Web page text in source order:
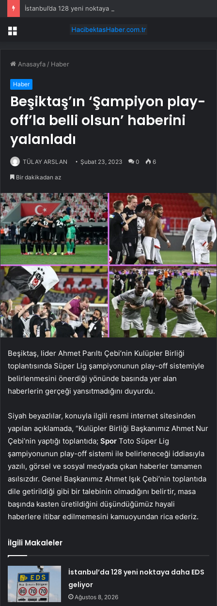
İstanbul’da 128 yeni noktaya daha EDS geliyor
Menü
Anasayfa / Haber
Haber
Beşiktaş’ın ‘Şampiyon play-
off’la belli olsun’ haberini
yalanladı
TÜLAY ARSLAN Şubat 23, 2023 0 6
Bir dakikadan az
Beşiktaş, lider Ahmet Parıltı Çebi’nin Kulüpler Birliği
toplantısında Süper Lig şampiyonunun play-off sistemiyle
belirlenmesini önerdiği yönünde basında yer alan
haberlerin gerçeği yansıtmadığını duyurdu.
Siyah beyazlılar, konuyla ilgili resmi internet sitesinden
yapılan açıklamada, “Kulüpler Birliği Başkanımız Ahmet Nur
Çebi’nin yaptığı toplantıda; Spor Toto Süper Lig
şampiyonunun play-off sistemi ile belirleneceği iddiasıyla
yazılı, görsel ve sosyal medyada çıkan haberler tamamen
asılsızdır. Genel Başkanımız Ahmet Işık Çebi’nin toplantıda
dile getirildiği gibi bir talebinin olmadığını belirtir, masa
başında kasten üretildiğini düşündüğümüz hayali
haberlere itibar edilmemesini kamuoyundan rica ederiz.
İlgili Makaleler
İstanbul’da 128 yeni noktaya daha EDS
geliyor
Ağustos 8, 2026